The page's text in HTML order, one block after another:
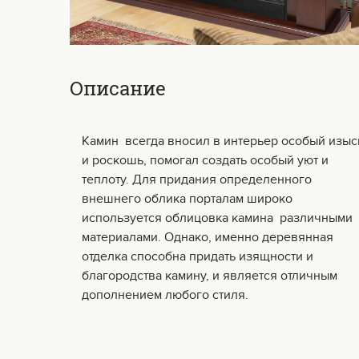
Описание
Камин всегда вносил в интерьер особый
и роскошь, помогал создать особый уют и
теплоту. Для придания определенного
внешнего облика порталам широко
используется облицовка камина различными
материалами. Однако, именно деревянная
отделка способна придать изящности и
благородства камину, и является отличным
дополнением любого стиля.